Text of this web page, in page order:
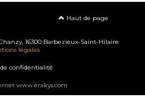
Haut de page
16300 Barbezieux-Saint-Hilaire
légales
confidentialité
www.erakys.com